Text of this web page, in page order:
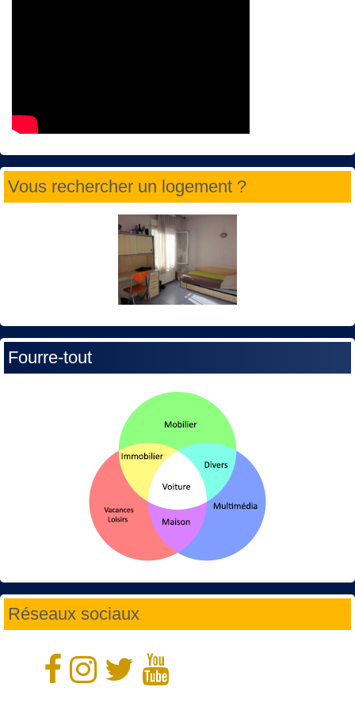
Vous rechercher un logement ?
Fourre-tout
Réseaux sociaux